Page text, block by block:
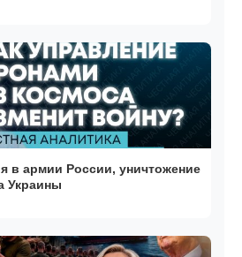
в армии России, уничтожение
Украины